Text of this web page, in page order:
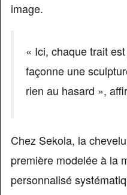
image.
« Ici, chaque trait
façonne une
rien au hasard »,
Chez Sekola, la
première modelée à la
personnalisé